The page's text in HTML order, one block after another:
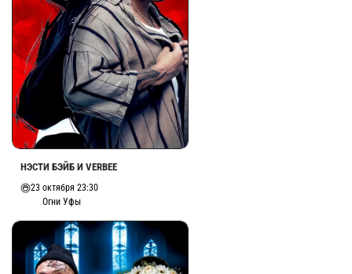
НЭСТИ БЭЙБ И VERBEE
23 октября 23:30
Огни Уфы